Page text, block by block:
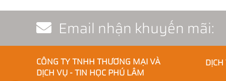
Email nhận khuyến mãi:
CÔNG TY TNHH THƯƠNG MẠI VÀ
DỊCH VỤ - TIN HỌC PHÚ LÂM